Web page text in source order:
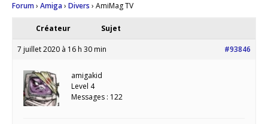
Forum› Amiga› Divers › AmiMag TV
Créateur Sujet
7 juillet 2020 à 16 h 30 min #93846
amigakid
Level 4
Messages : 122